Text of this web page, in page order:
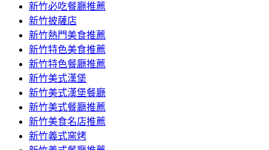
新竹必吃餐廳推薦
新竹披薩店
新竹熱門美食推薦
新竹特色美食推薦
新竹特色餐廳推薦
新竹美式漢堡
新竹美式漢堡餐廳
新竹美式餐廳推薦
新竹美食名店推薦
新竹義式窯烤